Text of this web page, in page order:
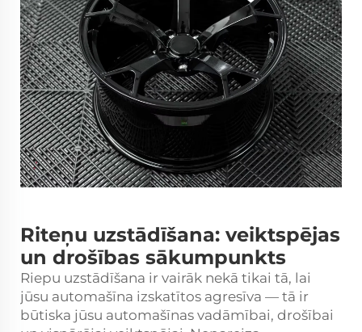
Riteņu uzstādīšana: veiktspējas
un drošības sākumpunkts
Riepu uzstādīšana ir vairāk nekā tikai tā, lai
jūsu automašīna izskatītos agresīva — tā ir
būtiska jūsu automašīnas vadāmībai, drošībai